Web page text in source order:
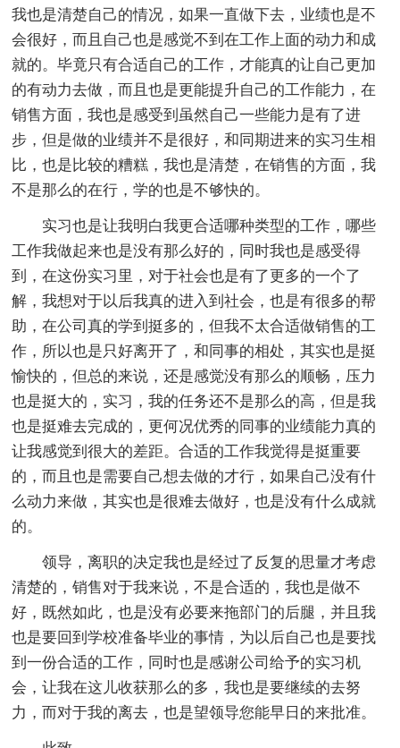
我也是清楚自己的情况，如果一直做下去，业绩也是不
会很好，而且自己也是感觉不到在工作上面的动力和成
就的。毕竟只有合适自己的工作，才能真的让自己更加
的有动力去做，而且也是更能提升自己的工作能力，在
销售方面，我也是感受到虽然自己一些能力是有了进
步，但是做的业绩并不是很好，和同期进来的实习生相
比，也是比较的糟糕，我也是清楚，在销售的方面，我
不是那么的在行，学的也是不够快的。
实习也是让我明白我更合适哪种类型的工作，哪些
工作我做起来也是没有那么好的，同时我也是感受得
到，在这份实习里，对于社会也是有了更多的一个了
解，我想对于以后我真的进入到社会，也是有很多的帮
助，在公司真的学到挺多的，但我不太合适做销售的工
作，所以也是只好离开了，和同事的相处，其实也是挺
愉快的，但总的来说，还是感觉没有那么的顺畅，压力
也是挺大的，实习，我的任务还不是那么的高，但是我
也是挺难去完成的，更何况优秀的同事的业绩能力真的
让我感觉到很大的差距。合适的工作我觉得是挺重要
的，而且也是需要自己想去做的才行，如果自己没有什
么动力来做，其实也是很难去做好，也是没有什么成就
的。
领导，离职的决定我也是经过了反复的思量才考虑
清楚的，销售对于我来说，不是合适的，我也是做不
好，既然如此，也是没有必要来拖部门的后腿，并且我
也是要回到学校准备毕业的事情，为以后自己也是要找
到一份合适的工作，同时也是感谢公司给予的实习机
会，让我在这儿收获那么的多，我也是要继续的去努
力，而对于我的离去，也是望领导您能早日的来批准。